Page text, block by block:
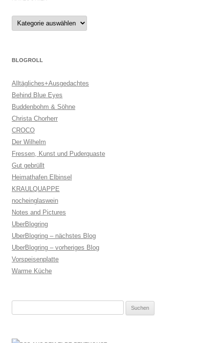
Kategorien
BLOGROLL
Alltägliches+Ausgedachtes
Behind Blue Eyes
Buddenbohm & Söhne
Christa Chorherr
CROCO
Der Wilhelm
Fressen, Kunst und Puderquaste
Gut gebrüllt
Heimathafen Elbinsel
KRAULQUAPPE
nocheinglaswein
Notes and Pictures
UberBlogring
UberBlogring – nächstes Blog
UberBlogring – vorheriges Blog
Vorspeisenplatte
Warme Küche